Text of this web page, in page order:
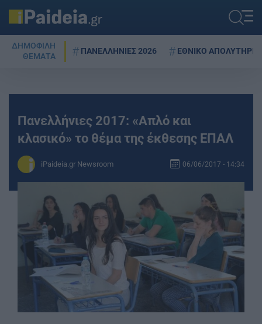
ΔΗΜΟΦΙΛΗ
ΘΕΜΑΤΑ
ΠΑΝΕΛΛΗΝΙΕΣ 2026 ΕΘΝΙΚΟ ΑΠΟΛΥΤΗΡΙΟ
Πανελλήνιες 2017: «Απλό και
κλασικό» το θέμα της έκθεσης ΕΠΑΛ
iPaideia.gr Newsroom 06/06/2017 - 14:34